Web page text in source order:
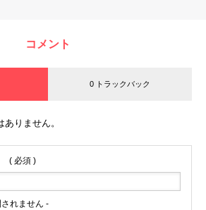
コメント
0 トラックバック
りません。
( 必須 )
れません -